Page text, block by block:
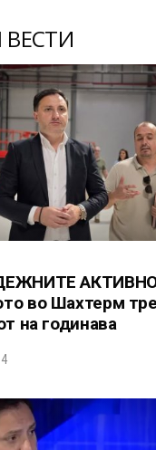
ВЕСТИ
во Шахтерм
на годинава